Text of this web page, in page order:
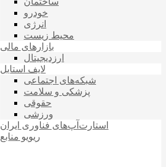
خودرو
انرژی
محیط زیست
بازارهای مالی
ارزدیجیتال
لایف استایل
شبکه‌های اجتماعی
پزشکی و سلامت
حقوقی
ورزشی
استارت‌آپ‌های فناوری ایران
ریویو منابع